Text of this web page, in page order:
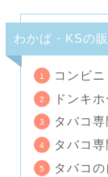
わかば・KSの
コンビニ
ドンキ
タバコ
タバコ
タバコ